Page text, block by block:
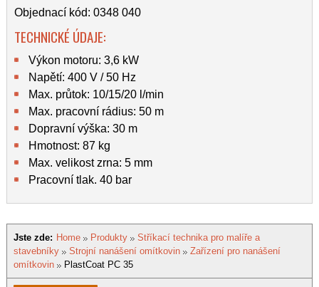
Objednací kód: 0348 040
TECHNICKÉ ÚDAJE:
Výkon motoru: 3,6 kW
Napětí: 400 V / 50 Hz
Max. průtok: 10/15/20 l/min
Max. pracovní rádius: 50 m
Dopravní výška: 30 m
Hmotnost: 87 kg
Max. velikost zrna: 5 mm
Pracovní tlak. 40 bar
Jste zde: Home Produkty
Stříkací technika pro malíře a
stavebníky
Strojní nanášení omítkovin
Zařízení pro nanášení
omítkovin
PlastCoat PC 35